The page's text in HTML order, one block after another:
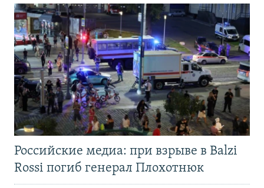
Российские медиа: при взрыве в Balzi
Rossi погиб генерал Плохотнюк